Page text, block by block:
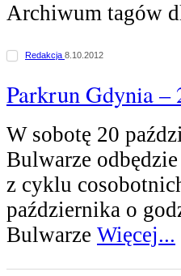
Archiwum tagów
Redakcja 8.10.2012
Parkrun Gdynia –
W sobotę 20
Bulwarze
z cyklu
października o
Bulwarze Więcej...